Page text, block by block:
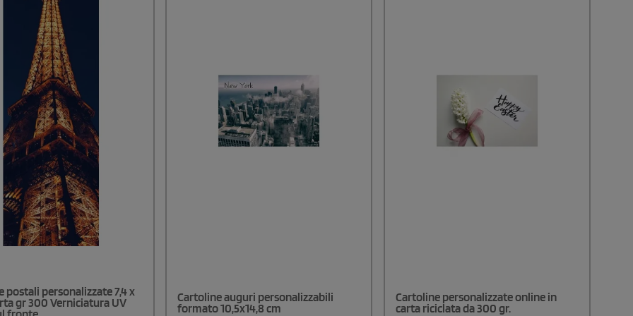
postali personalizzate 7,4 x
gr 300 Verniciatura UV
Cartoline auguri personalizzabili
formato 10,5x14,8 cm
Cartoline personalizzate online in
carta riciclata da 300 gr.